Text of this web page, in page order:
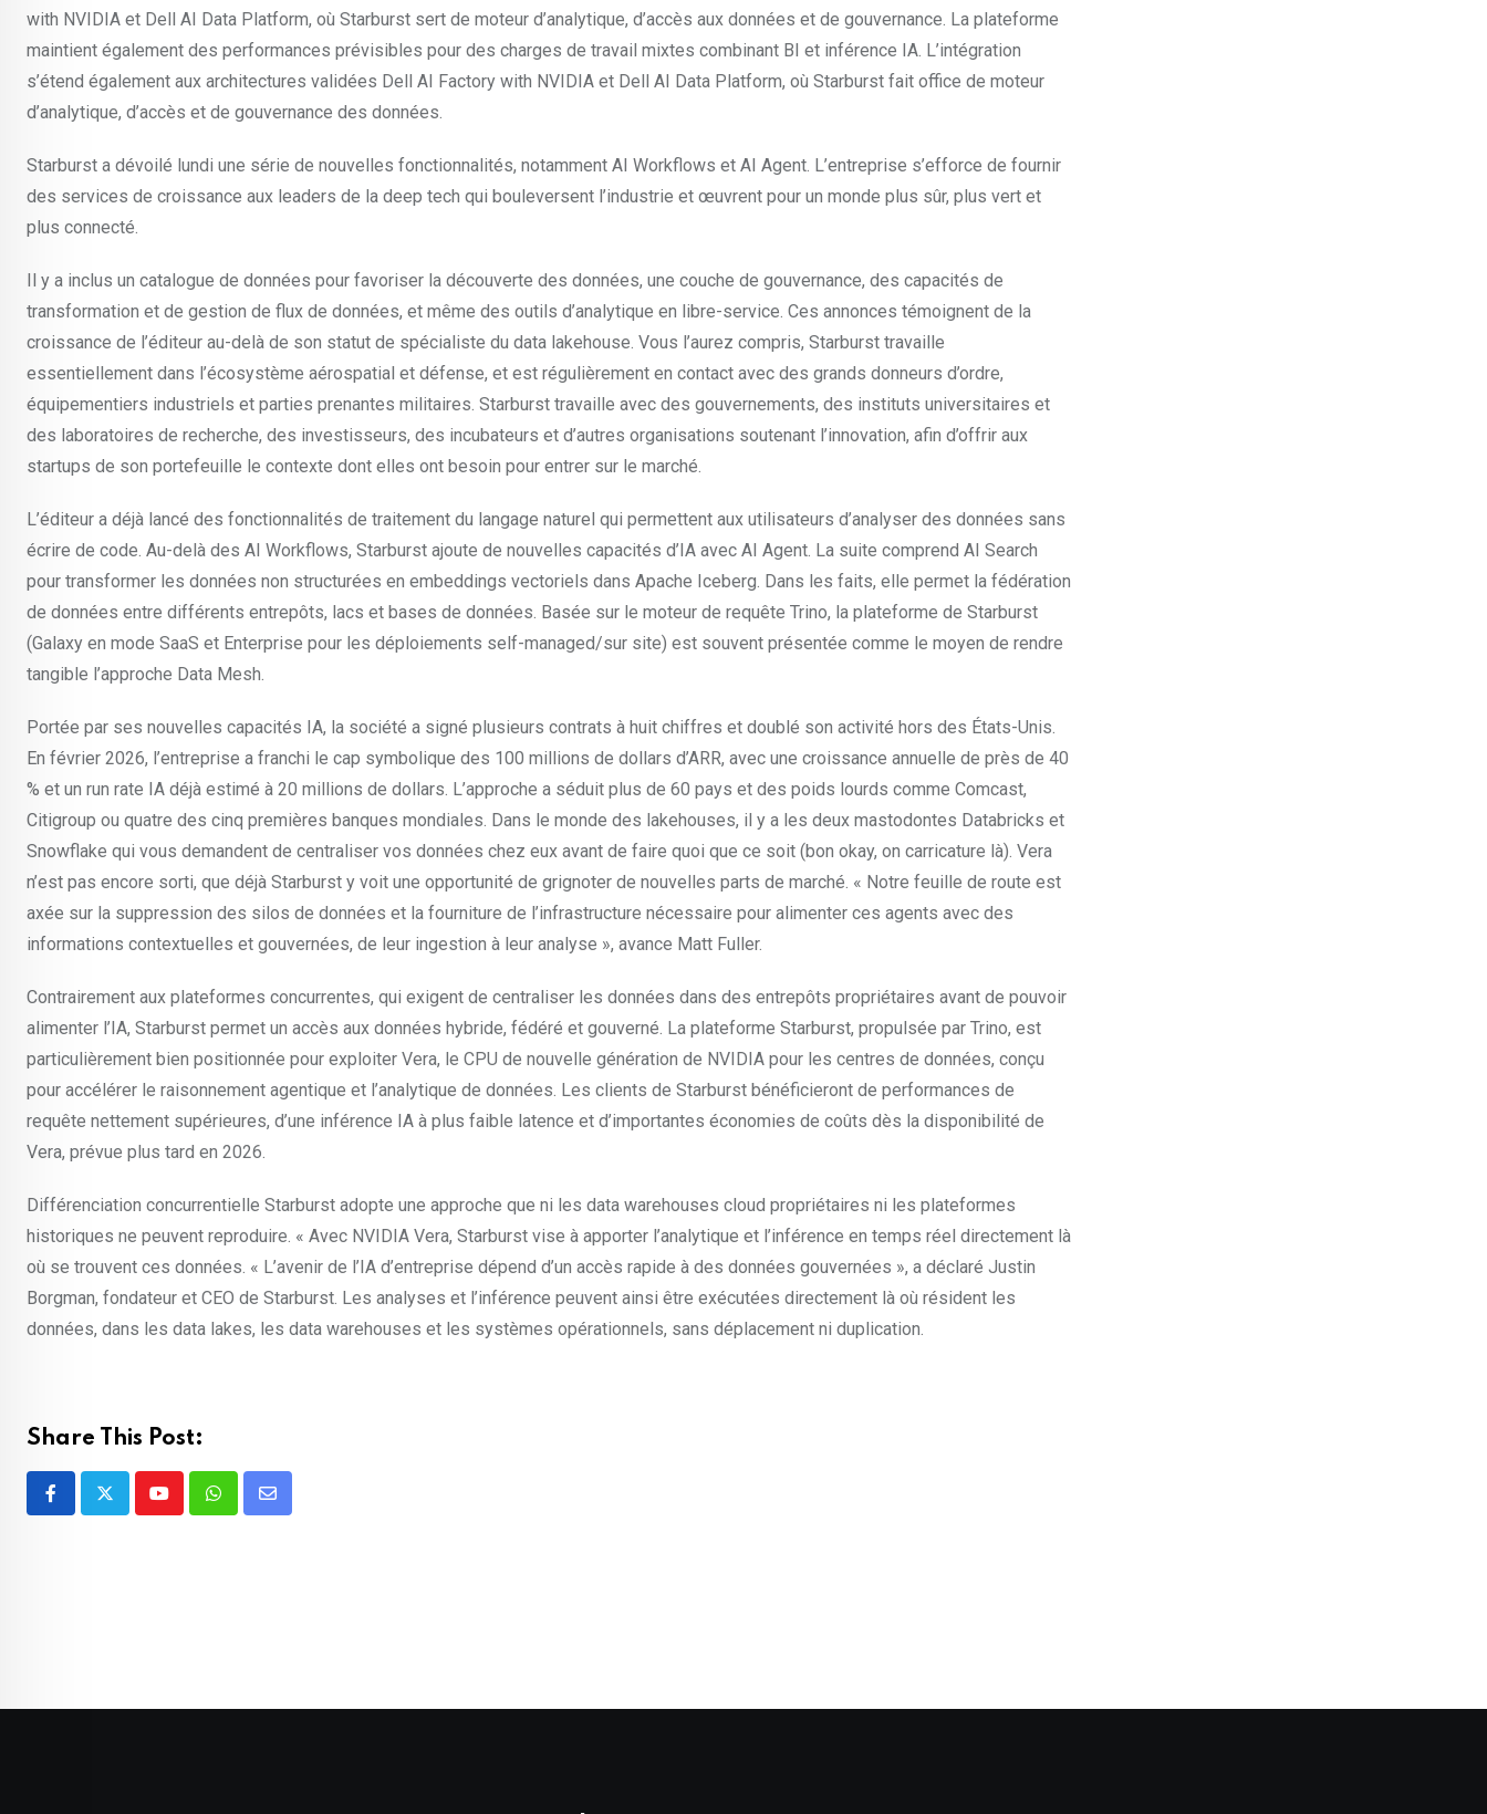
with NVIDIA et Dell AI Data Platform, où Starburst sert de moteur d’analytique, d’accès aux données et de gouvernance. La plateforme
maintient également des performances prévisibles pour des charges de travail mixtes combinant BI et inférence IA. L’intégration
s’étend également aux architectures validées Dell AI Factory with NVIDIA et Dell AI Data Platform, où Starburst fait office de moteur
d’analytique, d’accès et de gouvernance des données.
Starburst a dévoilé lundi une série de nouvelles fonctionnalités, notamment AI Workflows et AI Agent. L’entreprise s’efforce de fournir
des services de croissance aux leaders de la deep tech qui bouleversent l’industrie et œuvrent pour un monde plus sûr, plus vert et
plus connecté.
Il y a inclus un catalogue de données pour favoriser la découverte des données, une couche de gouvernance, des capacités de
transformation et de gestion de flux de données, et même des outils d’analytique en libre-service. Ces annonces témoignent de la
croissance de l’éditeur au-delà de son statut de spécialiste du data lakehouse. Vous l’aurez compris, Starburst travaille
essentiellement dans l’écosystème aérospatial et défense, et est régulièrement en contact avec des grands donneurs d’ordre,
équipementiers industriels et parties prenantes militaires. Starburst travaille avec des gouvernements, des instituts universitaires et
des laboratoires de recherche, des investisseurs, des incubateurs et d’autres organisations soutenant l’innovation, afin d’offrir aux
startups de son portefeuille le contexte dont elles ont besoin pour entrer sur le marché.
L’éditeur a déjà lancé des fonctionnalités de traitement du langage naturel qui permettent aux utilisateurs d’analyser des données sans
écrire de code. Au-delà des AI Workflows, Starburst ajoute de nouvelles capacités d’IA avec AI Agent. La suite comprend AI Search
pour transformer les données non structurées en embeddings vectoriels dans Apache Iceberg. Dans les faits, elle permet la fédération
de données entre différents entrepôts, lacs et bases de données. Basée sur le moteur de requête Trino, la plateforme de Starburst
(Galaxy en mode SaaS et Enterprise pour les déploiements self-managed/sur site) est souvent présentée comme le moyen de rendre
tangible l’approche Data Mesh.
Portée par ses nouvelles capacités IA, la société a signé plusieurs contrats à huit chiffres et doublé son activité hors des États-Unis.
En février 2026, l’entreprise a franchi le cap symbolique des 100 millions de dollars d’ARR, avec une croissance annuelle de près de 40
% et un run rate IA déjà estimé à 20 millions de dollars. L’approche a séduit plus de 60 pays et des poids lourds comme Comcast,
Citigroup ou quatre des cinq premières banques mondiales. Dans le monde des lakehouses, il y a les deux mastodontes Databricks et
Snowflake qui vous demandent de centraliser vos données chez eux avant de faire quoi que ce soit (bon okay, on carricature là). Vera
n’est pas encore sorti, que déjà Starburst y voit une opportunité de grignoter de nouvelles parts de marché. « Notre feuille de route est
axée sur la suppression des silos de données et la fourniture de l’infrastructure nécessaire pour alimenter ces agents avec des
informations contextuelles et gouvernées, de leur ingestion à leur analyse », avance Matt Fuller.
Contrairement aux plateformes concurrentes, qui exigent de centraliser les données dans des entrepôts propriétaires avant de pouvoir
alimenter l’IA, Starburst permet un accès aux données hybride, fédéré et gouverné. La plateforme Starburst, propulsée par Trino, est
particulièrement bien positionnée pour exploiter Vera, le CPU de nouvelle génération de NVIDIA pour les centres de données, conçu
pour accélérer le raisonnement agentique et l’analytique de données. Les clients de Starburst bénéficieront de performances de
requête nettement supérieures, d’une inférence IA à plus faible latence et d’importantes économies de coûts dès la disponibilité de
Vera, prévue plus tard en 2026.
Différenciation concurrentielle Starburst adopte une approche que ni les data warehouses cloud propriétaires ni les plateformes
historiques ne peuvent reproduire. « Avec NVIDIA Vera, Starburst vise à apporter l’analytique et l’inférence en temps réel directement là
où se trouvent ces données. « L’avenir de l’IA d’entreprise dépend d’un accès rapide à des données gouvernées », a déclaré Justin
Borgman, fondateur et CEO de Starburst. Les analyses et l’inférence peuvent ainsi être exécutées directement là où résident les
données, dans les data lakes, les data warehouses et les systèmes opérationnels, sans déplacement ni duplication.
Share This Post:
YoutubeWhatsappShare